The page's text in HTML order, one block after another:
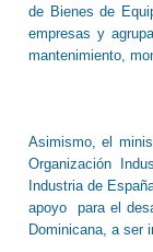
de Bienes de
empresas y
mantenimiento,
Asimismo, el
Organización
Industria de
apoyo para el
Dominicana, a ser